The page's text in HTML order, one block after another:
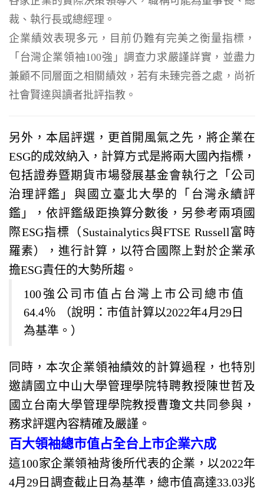
裁、執行長或總經理。
企業績效表現多元，目前仍難有完美之衡量指標，
「台灣企業領袖100強」調查力求嚴謹詳實，並盡力
兼顧不同層面之相關績效，若有未臻完善之處，尚祈
社會賢達與讀者批評指教。
另外，本屆評選，更首開風氣之先，將企業在
ESG的成效納入，計算方式是將兩大國內指標，
包括證券暨期貨市場發展基金會執行之「公司
治理評鑑」與國立臺北大學的「台灣永續評
鑑」，依評鑑級距換算分數後，另參考兩項國
際ESG指標（Sustainalytics與FTSE Russell富時
羅素），進行計算，以符合國際上對於企業承
擔ESG責任的大勢所趨。
100強公司市值占台灣上市公司總市值
64.4％ （說明：市值計算以2022年4月29日
為基準。）
同時，本次企業領袖績效的計算過程，也特別
邀請國立中山大學管理學院特聘教授陳世哲及
國立台南大學管理學院教授曹瓊文共同參與，
務求評選內容精確及嚴謹。
百大領袖總市值占全台上市企業六成
這100家企業領袖背後所代表的企業，以2022年
4月29日調查截止日為基準，總市值高達33.03兆